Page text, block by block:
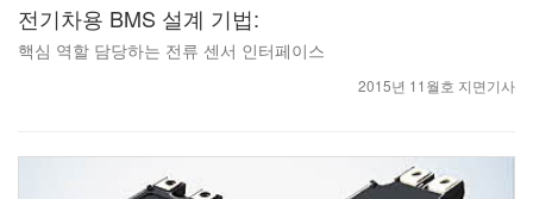
전기차용 BMS 설계 기법:
핵심 역할 담당하는 전류 센서 인터페이스
2015년 11월호 지면기사